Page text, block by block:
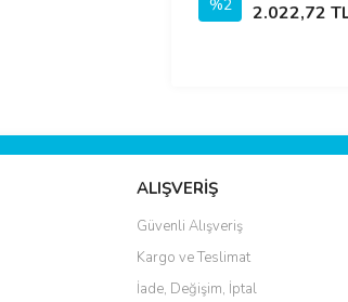
%2 2.022,72
Sepete
ALIŞVERİŞ
Güvenli Alışveriş
Kargo ve Teslimat
İade, Değişim, İptal